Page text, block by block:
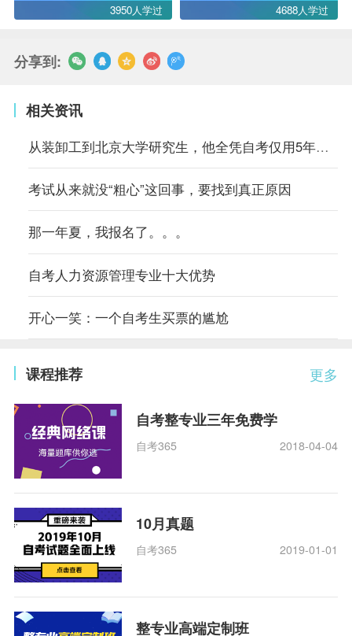
3950人学过 4688人学过
分享到:
相关资讯
从装卸工到北京大学研究生，他全凭自考仅用5年时间
考试从来就没“粗心”这回事，要找到真正原因
那一年夏，我报名了。。。
自考人力资源管理专业十大优势
开心一笑：一个自考生买票的尴尬
更多
课程推荐
自考整专业三年免费学
自考365 2018-04-04
10月真题
自考365 2019-01-01
整专业高端定制班